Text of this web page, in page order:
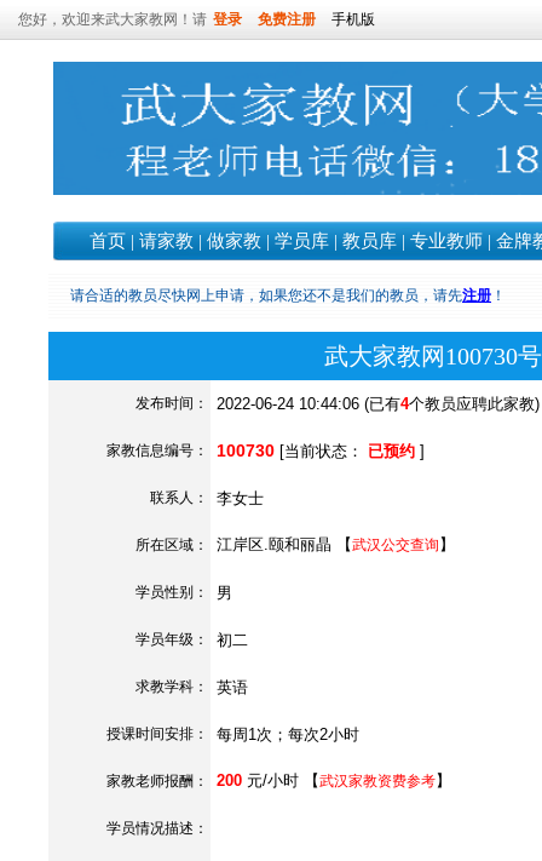
您好，欢迎来武大家教网！请 登录 免费注册 手机版
首页 | 请家教 | 做家教 | 学员库 | 教员库 | 专业教师 | 金牌
请合适的教员尽快网上申请，如果您还不是我们的教员，请先注册 ！
武大家教网100730
发布时间： 2022-06-24 10:44:06 (已有4个教员应聘此家教)
家教信息编号： 100730 [当前状态： 已预约 ]
联系人： 李女士
所在区域： 江岸区.颐和丽晶 【武汉公交查询 】
学员性别： 男
学员年级： 初二
求教学科： 英语
授课时间安排： 每周1次；每次2小时
家教老师报酬： 200 元/小时 【武汉家教资费参考】
学员情况描述：